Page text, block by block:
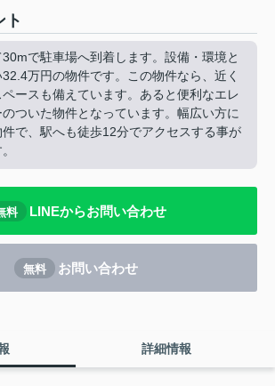
ト
で駐車場へ到着します。設備・環境と
32.4万円の物件です。この物件なら、近く
ースも備えています。あると便利なエレ
ついた物件となっています。幅広い方に
で、駅へも徒歩12分でアクセスする事が
料 LINEからお問い合わせ
無料 お問い合わせ
詳細情報